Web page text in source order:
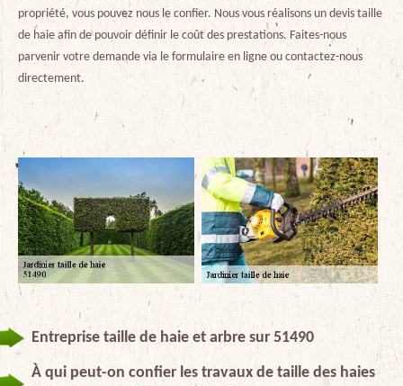
propriété, vous pouvez nous le confier. Nous vous réalisons un devis taille
de haie afin de pouvoir définir le coût des prestations. Faites-nous
parvenir votre demande via le formulaire en ligne ou contactez-nous
directement.
Entreprise taille de haie et arbre sur 51490
À qui peut-on confier les travaux de taille des haies